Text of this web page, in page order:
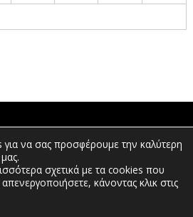
να σας προσφέρουμε την καλύτερη
σχετικά με τα cookies που
κάνοντας κλικ στις